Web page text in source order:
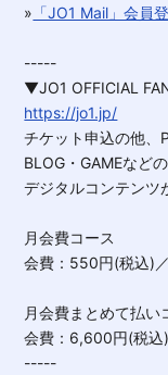
» 「JO1 Mail」会員
-----
▼JO1 OFFICIAL
https://jo1.jp/
チケット申込の他、
BLOG・GAMEなどの
デジタルコンテンツ
月会費コース
会費：550円(税込)
月会費まとめて払い
会費：6,600円(税込
-----